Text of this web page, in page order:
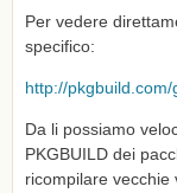
Per vedere
specifico:
http://
Da li possiamo
PKGBUILD dei
ricompilare vecchie